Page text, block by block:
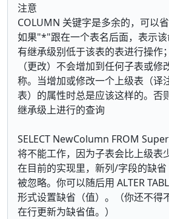
注意
COLUMN 关键字是多余的，可以省
如果"*"跟在一个表名后面，表示
有继承级别低于该表的表进行操作
（更改）不会增加到任何子表或修
称。当增加或修改一个上级表（译
表）的属性时总是应该这样的。否
继承级上进行的查询
SELECT NewColumn FROM
将不能工作，因为子表会比上级表
在目前的实现里，新列/字段的缺
被忽略。你可以随后用 ALTER
形式设置缺省（值）。（你还不得
在行更新为缺省值。）